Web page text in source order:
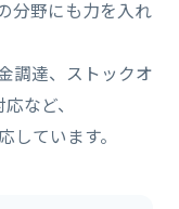
分野にも力を入れ
調達、ストックオ
など、
ています。